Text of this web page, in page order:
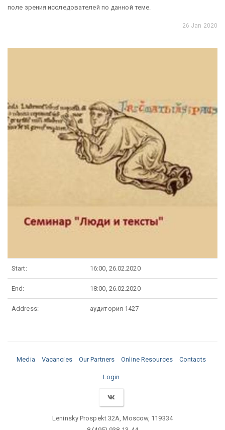
поле зрения исследователей по данной теме.
26 Jan 2020
Start: 16:00, 26.02.2020
End: 18:00, 26.02.2020
Address: аудитория 1427
Media Vacancies Our Partners Online Resources Contacts
Login
Leninsky Prospekt 32A, Moscow, 119334